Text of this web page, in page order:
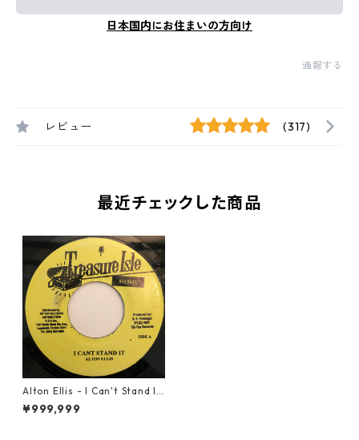
日本国内にお住まいの方向け
通報する
レビュー (317)
最近チェックした商品
Alton Ellis - I Can't Stand It
【7-20342】
¥999,999